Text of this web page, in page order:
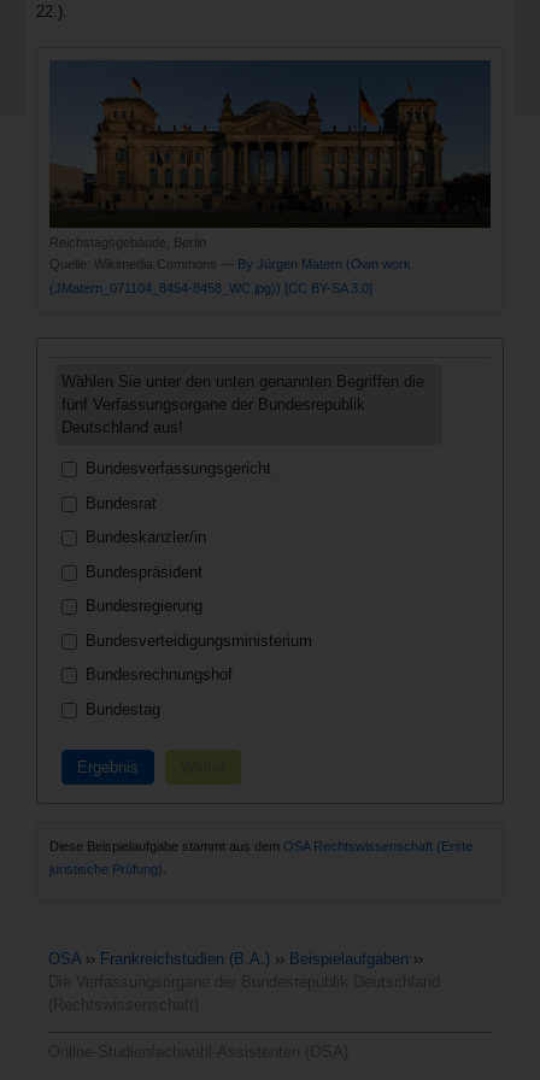
22.).
Reichstagsgebäude, Berlin
Quelle: Wikimedia Commons —
By Jürgen Matern (Own work
(JMatern_071104_8454-8458_WC.jpg)) [CC BY-SA 3.0]
Wählen Sie unter den unten genannten Begriffen die
fünf Verfassungsorgane der Bundesrepublik
Deutschland aus!
Bundesverfassungsgericht
Bundesrat
Bundeskanzler/in
Bundespräsident
Bundesregierung
Bundesverteidigungsministerium
Bundesrechnungshof
Bundestag
Ergebnis
Diese Beispielaufgabe stammt aus dem OSA Rechtswissenschaft (Erste
juristische Prüfung)
OSA ›› Frankreichstudien (B.A.) ›› Beispielaufgaben ››